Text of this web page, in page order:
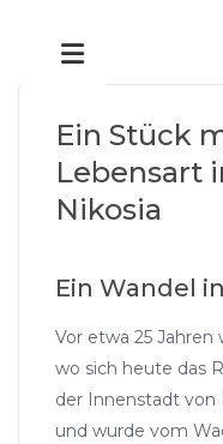
Ein Stück
Lebensart
Nikosia
Ein Wandel
Vor etwa 25 Jahren
wo sich heute das
der Innenstadt von
und wurde vom